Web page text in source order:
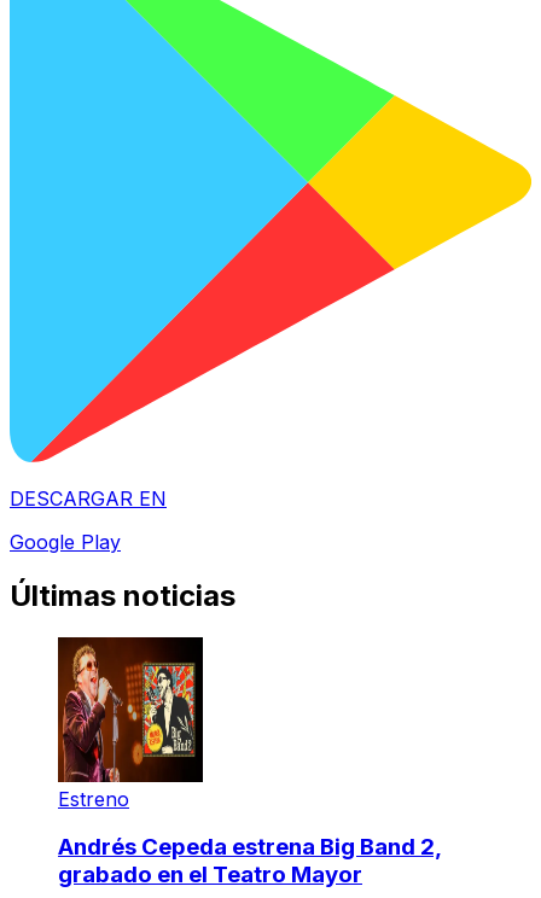
DESCARGAR EN
Google Play
Últimas noticias
Estreno
Andrés Cepeda estrena Big Band 2,
grabado en el Teatro Mayor